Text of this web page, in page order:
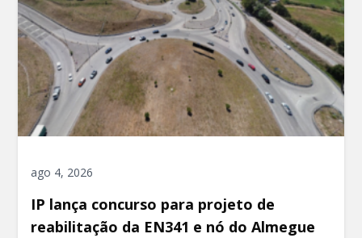
ago 4, 2026
IP lança concurso para projeto de
reabilitação da EN341 e nó do Almegue